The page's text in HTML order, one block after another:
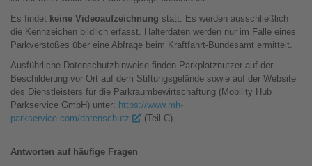
Es findet keine Videoaufzeichnung statt. Es werden ausschließlich
die Kennzeichen bildlich erfasst. Halterdaten werden nur im Falle eines
Parkverstoßes über eine Abfrage beim Kraftfahrt-Bundesamt ermittelt.
Ausführliche Datenschutzhinweise finden Parkplatznutzer auf der
Beschilderung vor Ort auf dem Stiftungsgelände sowie auf der Website
des Dienstleisters für die Parkraumbewirtschaftung (Mobility Hub
Parkservice GmbH) unter: https://www.mh-
parkservice.com/datenschutz
(Teil C)
Antworten auf häufige Fragen